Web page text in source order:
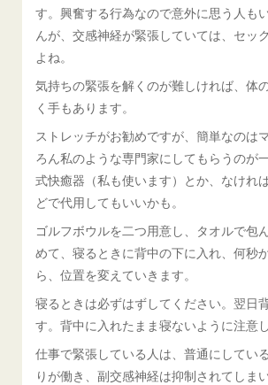
す。興奮する行為なので意外に思う人も
んが、交感神経が緊張していては、セッ
よね。
気持ちの緊張を解くのが難しければ、体
く手もあります。
ストレッチがお勧めですが、簡単なのは
ろん私のような専門家にしてもらうのが
式快癒器（私も使います）とか、なけれ
どで代用してもいいかも。
ゴルフボウルを二つ用意し、タオルで包
めて、寝るときに背中の下に入れ、何秒
ら、位置を変えていきます。
寝るときは必ずはずしてください。翌日
す。背中に入れたまま寝ないように注意
仕事で緊張している人は、普通にしてい
りが働き、副交感神経は抑制されてしまい